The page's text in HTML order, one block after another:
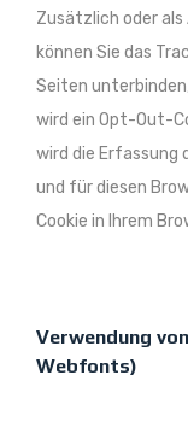
Zusätzlich oder
können Sie das
Seiten
wird ein Opt-Out-
wird die Erfassung
und für diesen
Cookie in Ihrem
Verwendung
Webfonts)